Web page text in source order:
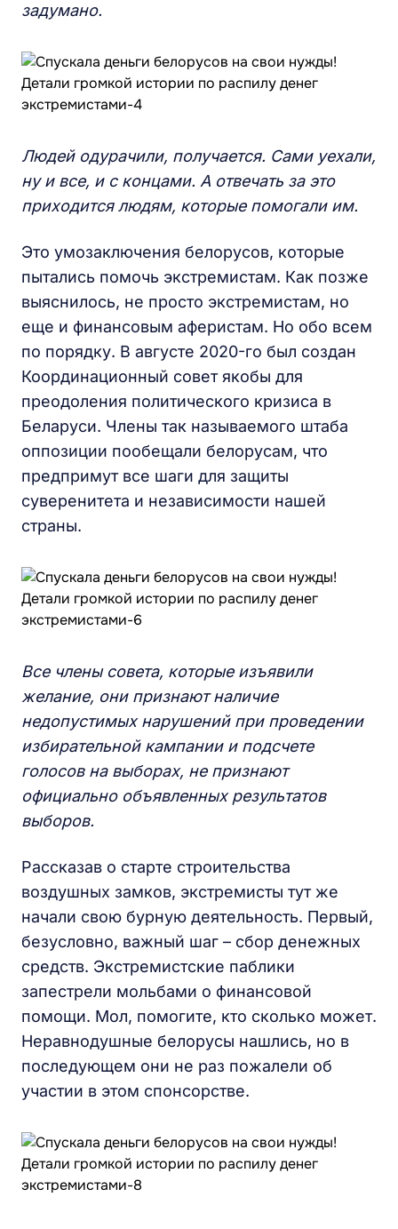
задумано.
Людей одурачили, получается. Сами уехали,
ну и все, и с концами. А отвечать за это
приходится людям, которые помогали им.
Это умозаключения белорусов, которые
пытались помочь экстремистам. Как позже
выяснилось, не просто экстремистам, но
еще и финансовым аферистам. Но обо всем
по порядку. В августе 2020-го был создан
Координационный совет якобы для
преодоления политического кризиса в
Беларуси. Члены так называемого штаба
оппозиции пообещали белорусам, что
предпримут все шаги для защиты
суверенитета и независимости нашей
страны.
Все члены совета, которые изъявили
желание, они признают наличие
недопустимых нарушений при проведении
избирательной кампании и подсчете
голосов на выборах, не признают
официально объявленных результатов
выборов.
Рассказав о старте строительства
воздушных замков, экстремисты тут же
начали свою бурную деятельность. Первый,
безусловно, важный шаг – сбор денежных
средств. Экстремистские паблики
запестрели мольбами о финансовой
помощи. Мол, помогите, кто сколько может.
Неравнодушные белорусы нашлись, но в
последующем они не раз пожалели об
участии в этом спонсорстве.